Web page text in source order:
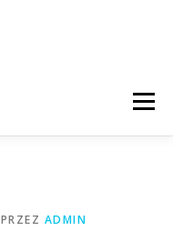
Menu
PRZEZ ADMIN